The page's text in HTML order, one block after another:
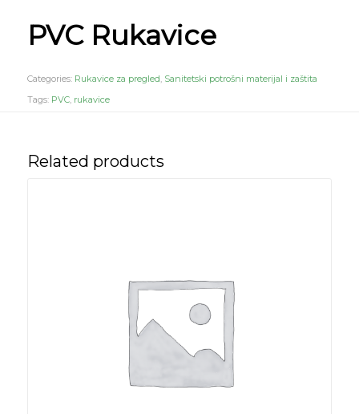
PVC Rukavice
Categories: Rukavice za pregled Sanitetski potrošni materijal i zaštita
Tags: PVC, rukavice
Related products